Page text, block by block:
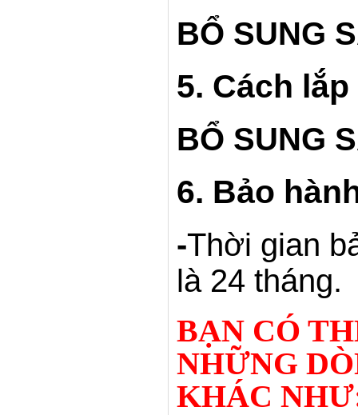
BỔ SUNG
5. Cách
BỔ SUNG
6. Bảo
-Thời gian
là 24 tháng.
BẠN CÓ
NHỮNG
KHÁC